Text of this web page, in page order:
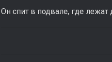
Он спит в подвале, где